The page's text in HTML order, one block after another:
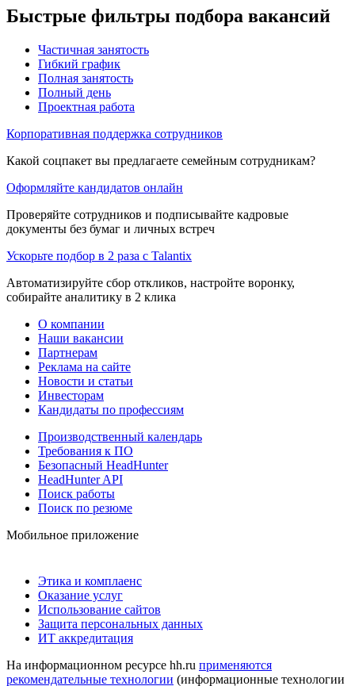
Быстрые фильтры подбора вакансий
Частичная занятость
Гибкий график
Полная занятость
Полный день
Проектная работа
Корпоративная поддержка сотрудников
Какой соцпакет вы предлагаете семейным сотрудникам?
Оформляйте кандидатов онлайн
Проверяйте сотрудников и подписывайте кадровые
документы без бумаг и личных встреч
Ускорьте подбор в 2 раза с Talantix
Автоматизируйте сбор откликов, настройте воронку,
собирайте аналитику в 2 клика
О компании
Наши вакансии
Партнерам
Реклама на сайте
Новости и статьи
Инвесторам
Кандидаты по профессиям
Производственный календарь
Требования к ПО
Безопасный HeadHunter
HeadHunter API
Поиск работы
Поиск по резюме
Мобильное приложение
Этика и комплаенс
Оказание услуг
Использование сайтов
Защита персональных данных
ИТ аккредитация
На информационном ресурсе hh.ru применяются
рекомендательные технологии (информационные технологии